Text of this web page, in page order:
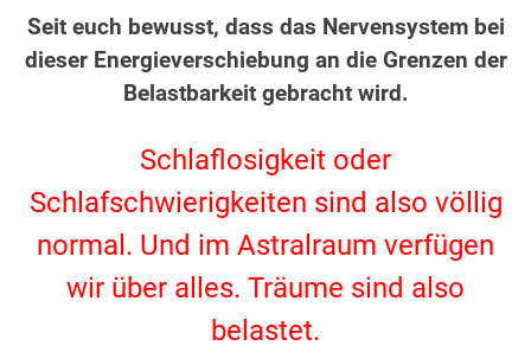
Seit euch bewusst, dass das Nervensystem bei
dieser Energieverschiebung an die Grenzen der
Belastbarkeit gebracht wird.
Schlaflosigkeit oder
Schlafschwierigkeiten sind also völlig
normal. Und im Astralraum verfügen
wir über alles. Träume sind also
belastet.